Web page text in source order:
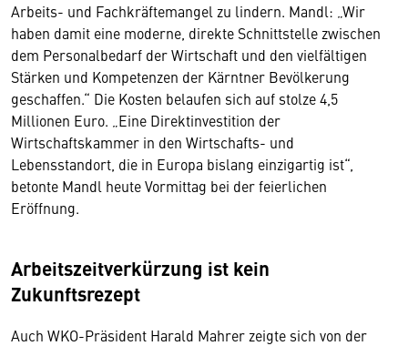
Arbeits- und Fachkräftemangel zu lindern. Mandl: „Wir
haben damit eine moderne, direkte Schnittstelle zwischen
dem Personalbedarf der Wirtschaft und den vielfältigen
Stärken und Kompetenzen der Kärntner Bevölkerung
geschaffen.“ Die Kosten belaufen sich auf stolze 4,5
Millionen Euro. „Eine Direktinvestition der
Wirtschaftskammer in den Wirtschafts- und
Lebensstandort, die in Europa bislang einzigartig ist“,
betonte Mandl heute Vormittag bei der feierlichen
Eröffnung.
Arbeitszeitverkürzung ist kein
Zukunftsrezept
Auch WKO-Präsident Harald Mahrer zeigte sich von der